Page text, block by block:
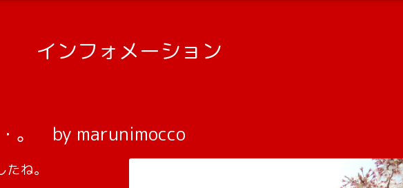
インフォメーション
。 by marunimocco
ね。